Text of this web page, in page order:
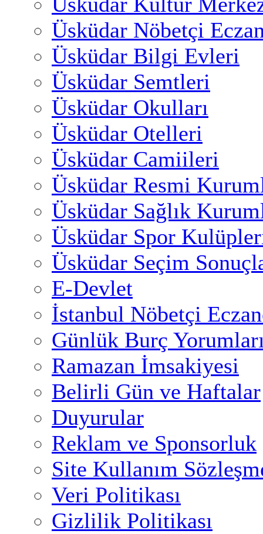
Üsküdar Nöbetçi
Üsküdar Bilgi Evleri
Üsküdar Semtleri
Üsküdar Okulları
Üsküdar Otelleri
Üsküdar Camiileri
Üsküdar Resmi
Üsküdar Sağlık
Üsküdar Spor
Üsküdar Seçim
E-Devlet
İstanbul Nöbetçi
Günlük Burç
Ramazan İmsakiyesi
Belirli Gün ve Haftalar
Duyurular
Reklam ve Sponsorluk
Site Kullanım
Veri Politikası
Gizlilik Politikası